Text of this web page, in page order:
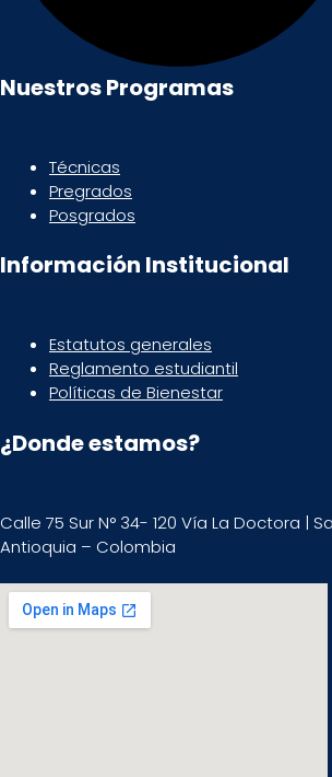
Nuestros Programas
Técnicas
Pregrados
Posgrados
Información Institucional
Estatutos generales
Reglamento estudiantil
Políticas de Bienestar
¿Donde estamos?
Calle 75 Sur N° 34- 120 Vía La Doctora |
Antioquia – Colombia